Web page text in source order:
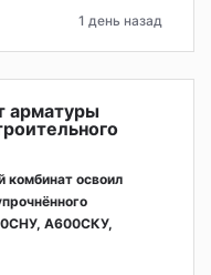
1 день назад
арматуры
комбинат освоил
А600СКУ,